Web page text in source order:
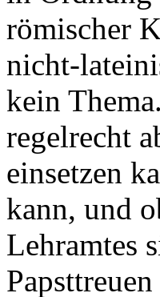
römischer
nicht-
kein
regelrecht
einsetzen
kann, und
Lehramtes